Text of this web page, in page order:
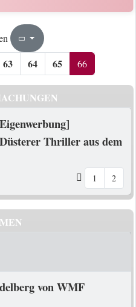
Seite66
63 64 65 66
Thriller aus dem
1 2
von WMF